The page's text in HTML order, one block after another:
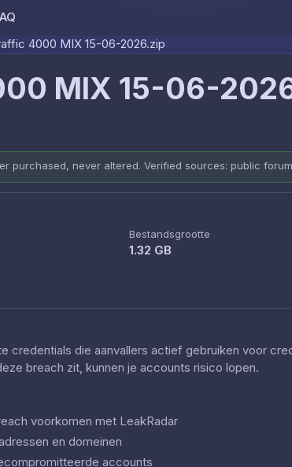
4000 MIX 15-06-2026.zip
MIX 15-06-
purchased, never altered. Verified sources: public
Bestandsgrootte
1.32 GB
credentials die aanvallers actief gebruiken voor
breach zit, kunnen je accounts risico lopen.
voorkomen met LeakRadar
en domeinen
accounts